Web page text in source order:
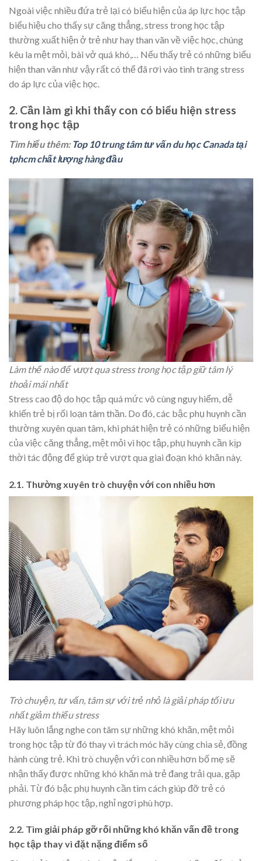
Ngoài việc nhiều đứa trẻ lại có biểu hiện của áp lực học tập
biểu hiệu cho thấy sự căng thẳng, stress trong học tập
thường xuất hiện ở trẻ như hay than vãn về việc học, chúng
kêu la mệt mỏi, bài vở quá khó,… Nếu thấy trẻ có những biểu
hiện than vãn như vậy rất có thể đã rơi vào tình trạng stress
do áp lực của việc học.
2. Cần làm gì khi thấy con có biểu hiện stress
trong học tập
Tìm hiểu thêm: Top 10 trung tâm tư vấn du học Canada tại
tphcm chất lượng hàng đầu
Làm thế nào để vượt qua stress trong học tập giữ tâm lý
thoải mái nhất
Stress cao độ do học tập quá mức vô cùng nguy hiểm, dễ
khiến trẻ bị rối loạn tâm thần. Do đó, các bậc phụ huynh cần
thường xuyên quan tâm, khi phát hiện trẻ có những biểu hiện
của việc căng thẳng, mệt mỏi vì học tập, phụ huynh cần kịp
thời tác động để giúp trẻ vượt qua giai đoạn khó khăn này.
2.1. Thường xuyên trò chuyện với con nhiều hơn
Trò chuyện, tư vấn, tâm sự với trẻ nhỏ là giải pháp tối ưu
nhất giảm thiểu stress
Hãy luôn lắng nghe con tâm sự những khó khăn, mệt mỏi
trong học tập từ đó thay vì trách móc hãy cùng chia sẻ, đồng
hành cùng trẻ. Khi trò chuyện với con nhiều hơn bố mẹ sẽ
nhận thấy được những khó khăn mà trẻ đang trải qua, gặp
phải. Từ đó bậc phụ huynh cần tìm cách giúp đỡ trẻ có
phương pháp học tập, nghỉ ngơi phù hợp.
2.2. Tìm giải pháp gỡ rối những khó khăn vấn đề trong
học tập thay vì đặt nặng điểm số